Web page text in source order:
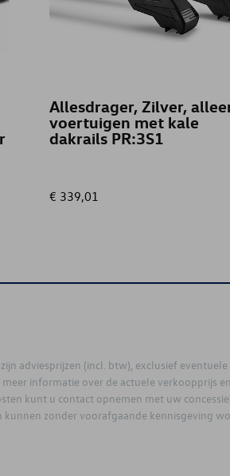
Allesdrager, Zilver,
voertuigen met kale
dakrails PR:3S1
€ 339,01
adviesprijzen (incl. btw), exclusief eventuele
informatie over de actuele verkoopprijs
kunt u contact opnemen met uw
kunnen zonder voorafgaande kennisgeving